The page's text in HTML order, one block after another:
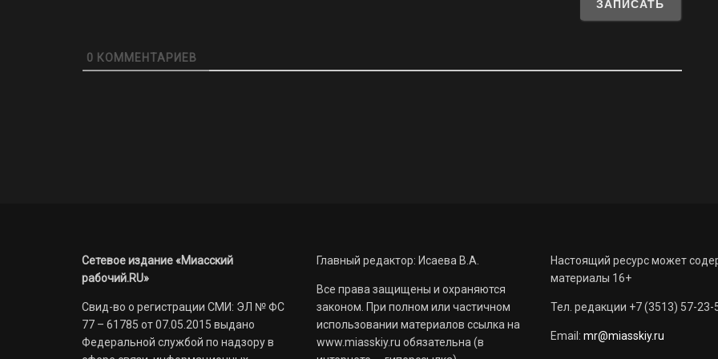
0 КОММЕНТАРИЕВ
Сетевое издание «Миасский
рабочий.RU»
Свид-во о регистрации СМИ: ЭЛ № ФС
77 – 61785 от 07.05.2015 выдано
Федеральной службой по надзору в
Главный редактор: Исаева В.А.
Все права защищены и охраняются
законом. При полном или частичном
использовании материалов ссылка на
www.miasskiy.ru обязательна (в
Настоящий ресурс может
материалы 16+
Тел. редакции +7 (3513) 57-23-
Email: mr@miasskiy.ru